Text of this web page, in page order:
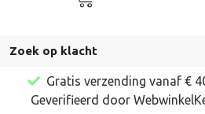
Zoek op klacht
Gratis verzending vanaf
Geverifieerd door